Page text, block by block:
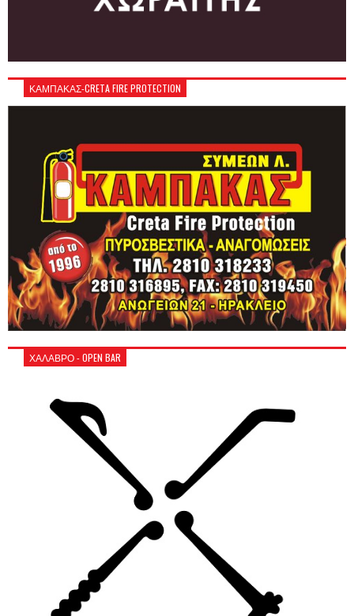
ΚΑΜΠΑΚΑΣ-CRETA FIRE PROTECTION
ΧΑΛΑΒΡΟ - OPEN BAR